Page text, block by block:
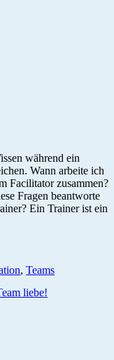
während ein
Wann arbeite ich
Facilitator zusammen?
Fragen beantworte
Ein Trainer ist ein
, Teams
liebe!